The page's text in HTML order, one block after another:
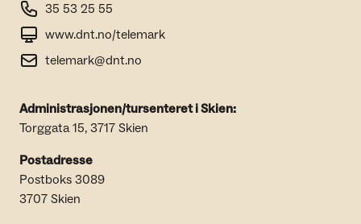
35 53 25 55
www.dnt.no/telemark
telemark@dnt.no
Administrasjonen/tursenteret i Skien:
Torggata 15, 3717 Skien
Postadresse
Postboks 3089
3707 Skien